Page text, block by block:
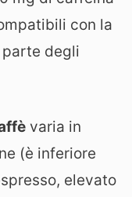
con la
degli
varia in
(è inferiore
elevato